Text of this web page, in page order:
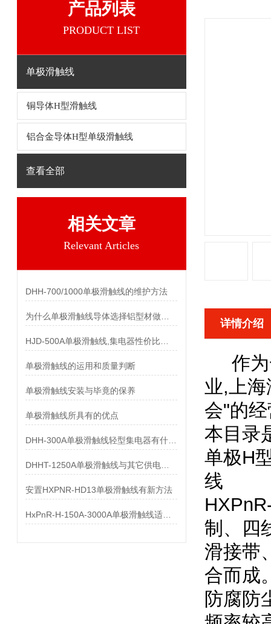
产品列表
PRODUCT LIST
单极滑触线
铜导体H型滑触线
铝合金导体H型单级滑触线
查看全部
相关文章
Relevant Articles
DHH-700/1000单极滑触线的维护方法
单极滑触线的运用和质量判断
单极滑触线安装与毕竟的保养
单极滑触线所具有的优点
安置HXPNR-HD13单极滑触线有新方法
详情介绍
作为
业,上
会"的
本目录
单极H
线
制、四
滑接带
合而成
防腐防